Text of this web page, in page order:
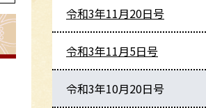
令和3年11月20日号
令和3年11月5日号
令和3年10月20日号